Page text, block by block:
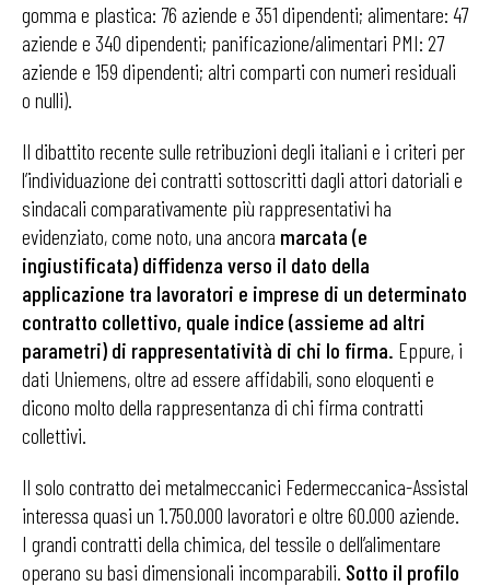
gomma e plastica: 76 aziende e 351 dipendenti; alimentare: 47
aziende e 340 dipendenti; panificazione/alimentari PMI: 27
aziende e 159 dipendenti; altri comparti con numeri residuali
o nulli).
Il dibattito recente sulle retribuzioni degli italiani e i criteri per
l’individuazione dei contratti sottoscritti dagli attori datoriali e
sindacali comparativamente più rappresentativi ha
evidenziato, come noto, una ancora marcata (e
ingiustificata) diffidenza verso il dato della
applicazione tra lavoratori e imprese di un determinato
contratto collettivo, quale indice (assieme ad altri
parametri) di rappresentatività di chi lo firma. Eppure, i
dati Uniemens, oltre ad essere affidabili, sono eloquenti e
dicono molto della rappresentanza di chi firma contratti
collettivi.
Il solo contratto dei metalmeccanici Federmeccanica-Assistal
interessa quasi un 1.750.000 lavoratori e oltre 60.000 aziende.
I grandi contratti della chimica, del tessile o dell’alimentare
operano su basi dimensionali incomparabili. Sotto il profilo